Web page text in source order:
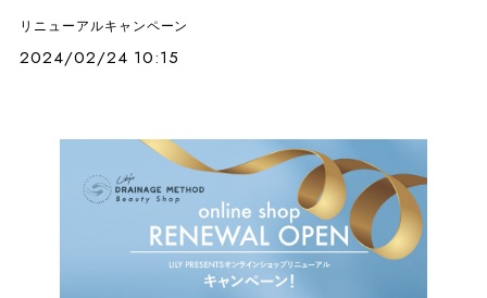
リニューアルキャンペーン
2024/02/24 10:15